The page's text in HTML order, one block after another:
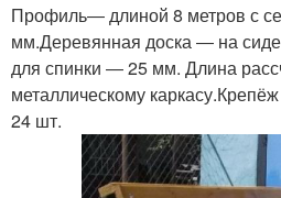
Профиль― длиной 8 метров с
мм.Деревянная доска ― на
для спинки ― 25 мм. Длина
металлическому
24 шт.